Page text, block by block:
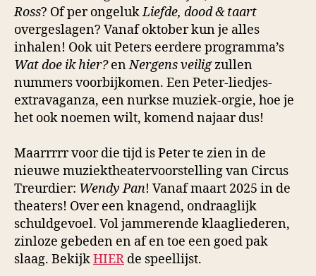
Ross? Of per ongelukLiefde, dood & taart
overgeslagen? Vanaf oktober kun je alles
inhalen! Ook uit Peters eerdere programma’s
Wat doe ik hier?enNergens veiligzullen
nummers voorbijkomen. Een Peter-liedjes-
extravaganza, een nurkse muziek-orgie, hoe je
het ook noemen wilt, komend najaar dus!
Maarrrrr voor die tijd is Peter te zien in de
nieuwe muziektheatervoorstelling van Circus
Treurdier: Wendy Pan! Vanaf maart 2025 in de
theaters! Over een knagend, ondraaglijk
schuldgevoel. Vol jammerende klaagliederen,
zinloze gebeden en af en toe een goed pak
slaag. BekijkHIER de speellijst.